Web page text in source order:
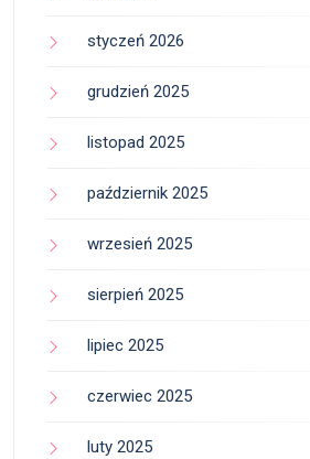
styczeń 2026
grudzień 2025
listopad 2025
październik 2025
wrzesień 2025
sierpień 2025
lipiec 2025
czerwiec 2025
luty 2025